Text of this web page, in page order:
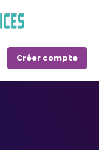
Créer compte